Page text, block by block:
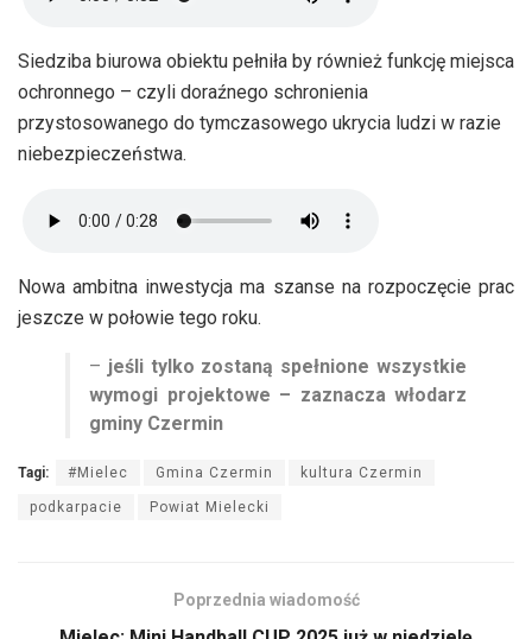
Siedziba biurowa obiektu pełniła by również funkcję miejsca
ochronnego – czyli doraźnego schronienia
przystosowanego do tymczasowego ukrycia ludzi w razie
niebezpieczeństwa.
Nowa ambitna inwestycja ma szanse na rozpoczęcie prac
jeszcze w połowie tego roku.
– jeśli tylko zostaną spełnione wszystkie
wymogi projektowe – zaznacza włodarz
gminy Czermin
Tagi: #Mielec Gmina Czermin kultura Czermin
podkarpacie Powiat Mielecki
Poprzednia wiadomość